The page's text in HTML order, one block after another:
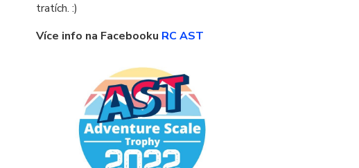
tratích. :)
Více info na Facebooku RC AST